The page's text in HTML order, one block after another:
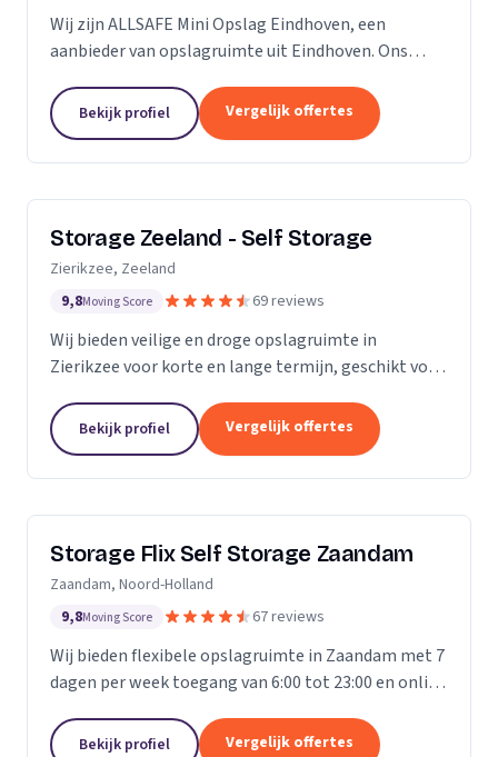
Wij zijn ALLSAFE Mini Opslag Eindhoven, een
aanbieder van opslagruimte uit Eindhoven. Ons
Bekijk profiel Vergelijk offertes
Storage Zeeland - Self Storage
Zierikzee, Zeeland
9,8Moving Score 69 reviews
Wij bieden veilige en droge opslagruimte in
Zierikzee voor korte en lange termijn, geschikt voor
Bekijk profiel Vergelijk offertes
Storage Flix Self Storage Zaandam
Zaandam, Noord-Holland
9,8Moving Score 67 reviews
Wij bieden flexibele opslagruimte in Zaandam met 7
dagen per week toegang van 6:00 tot 23:00 en online
Bekijk profiel Vergelijk offertes